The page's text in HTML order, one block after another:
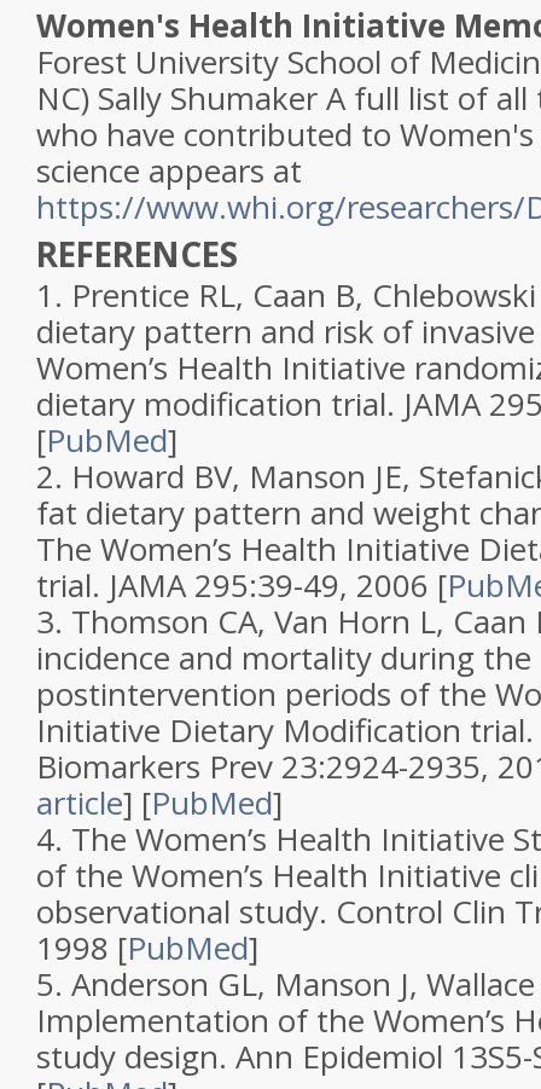
Women's Health Initiative
Forest University School of
NC) Sally Shumaker A full list of
who have contributed to
science appears at
https://www.whi.org/researchers/
REFERENCES
1. Prentice RL, Caan B,
dietary pattern and risk of
Women’s Health Initiative
dietary modification trial. JAMA
[PubMed]
2. Howard BV, Manson JE,
fat dietary pattern and weight
The Women’s Health Initiative
trial. JAMA 295:39-49, 2006 [
3. Thomson CA, Van Horn L, Caan
incidence and mortality during
postintervention periods of the
Initiative Dietary Modification trial.
Biomarkers Prev 23:2924-2935,
article] [PubMed]
4. The Women’s Health Initiative
of the Women’s Health Initiative
observational study. Control Clin
1998 [PubMed]
5. Anderson GL, Manson J,
Implementation of the Women’s
study design. Ann Epidemiol 13